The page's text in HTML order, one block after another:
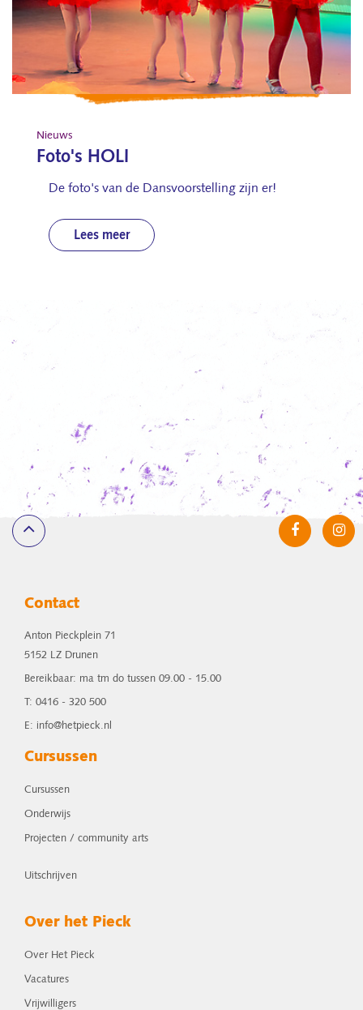
Nieuws
Foto's HOLI
De foto's van de Dansvoorstelling zijn er!
Lees meer
Contact
Anton Pieckplein 71
5152 LZ Drunen
Bereikbaar: ma tm do tussen 09.00 - 15.00
T: 0416 - 320 500
E: info@hetpieck.nl
Cursussen
Cursussen
Onderwijs
Projecten / community arts
Uitschrijven
Over het Pieck
Over Het Pieck
Vacatures
Vrijwilligers